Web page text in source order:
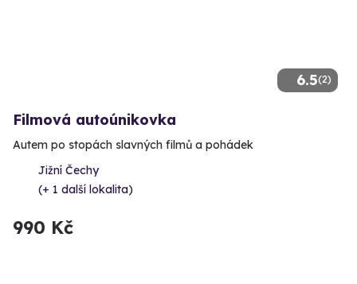
6.5(2)
Filmová autoúnikovka
Autem po stopách slavných filmů a pohádek
Jižní Čechy
(+ 1 další lokalita)
990 Kč